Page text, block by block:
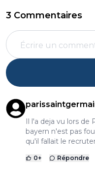
3 Commentaires
Il l'a deja vu lors de
bayern n'est pas
qu'il fallait le
0+ Répondre